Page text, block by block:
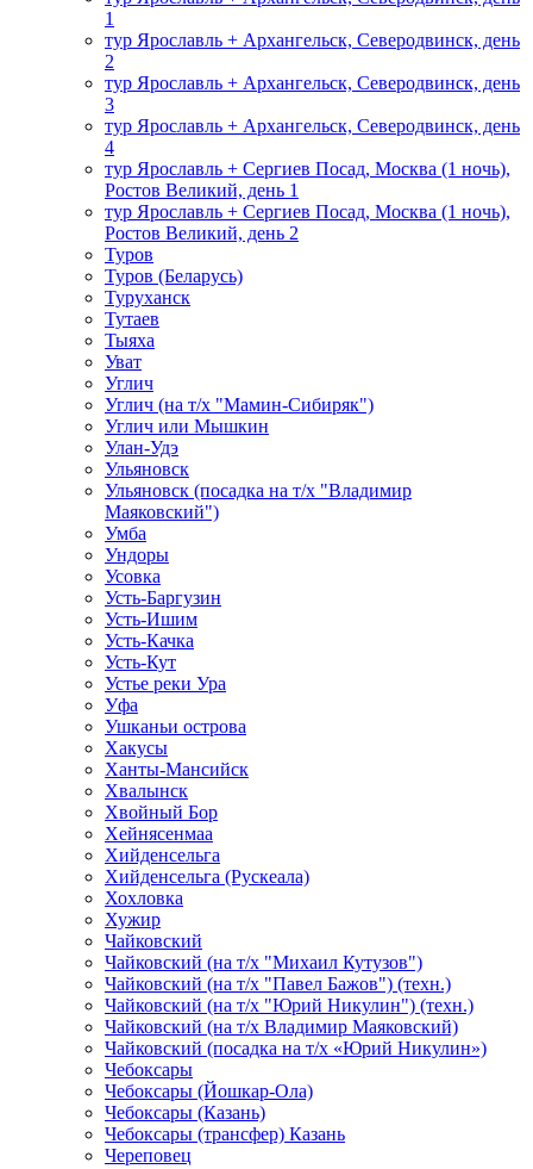
1
тур Ярославль + Архангельск, Северодвинск, день
2
тур Ярославль + Архангельск, Северодвинск, день
3
тур Ярославль + Архангельск, Северодвинск, день
4
тур Ярославль + Сергиев Посад, Москва (1 ночь),
Ростов Великий, день 1
тур Ярославль + Сергиев Посад, Москва (1 ночь),
Ростов Великий, день 2
Туров
Туров (Беларусь)
Туруханск
Тутаев
Тыяха
Уват
Углич
Углич (на т/х "Мамин-Сибиряк")
Углич или Мышкин
Улан-Удэ
Ульяновск
Ульяновск (посадка на т/х "Владимир
Маяковский")
Умба
Ундоры
Усовка
Усть-Баргузин
Усть-Ишим
Усть-Качка
Усть-Кут
Устье реки Ура
Уфа
Ушканьи острова
Хакусы
Ханты-Мансийск
Хвалынск
Хвойный Бор
Хейнясенмаа
Хийденсельга
Хийденсельга (Рускеала)
Хохловка
Хужир
Чайковский
Чайковский (на т/х "Михаил Кутузов")
Чайковский (на т/х "Павел Бажов") (техн.)
Чайковский (на т/х "Юрий Никулин") (техн.)
Чайковский (на т/х Владимир Маяковский)
Чайковский (посадка на т/х «Юрий Никулин»)
Чебоксары
Чебоксары (Йошкар-Ола)
Чебоксары (Казань)
Чебоксары (трансфер) Казань
Череповец